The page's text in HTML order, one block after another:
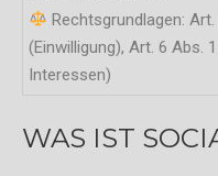
Rechtsgrundlagen:
(Einwilligung), Art. 6 Abs.
Interessen)
WAS IST